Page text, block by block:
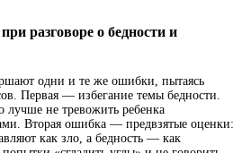
разговоре о бедности и
одни и те же ошибки, пытаясь
Первая — избегание темы бедности.
лучше не тревожить ребенка
Вторая ошибка — предвзятые оценки:
как зло, а бедность — как